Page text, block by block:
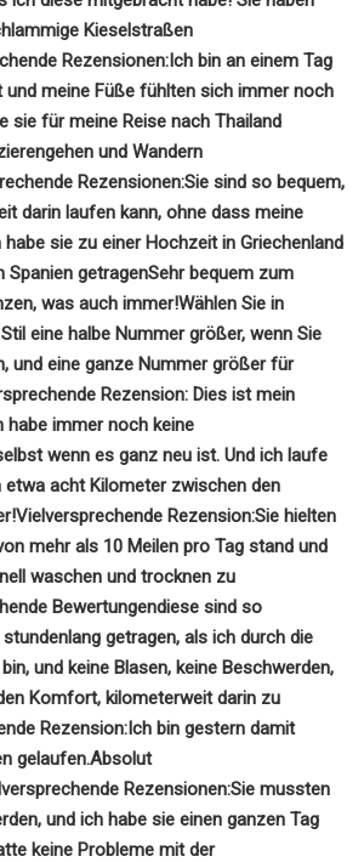
Kieselstraßen
Rezensionen:Ich bin an einem Tag
und meine Füße fühlten sich immer noch
sie für meine Reise nach Thailand
und Wandern
Rezensionen:Sie sind so bequem,
darin laufen kann, ohne dass meine
habe sie zu einer Hochzeit in Griechenland
Spanien getragenSehr bequem zum
was auch immer!Wählen Sie in
eine halbe Nummer größer, wenn Sie
und eine ganze Nummer größer für
Rezension: Dies ist mein
habe immer noch keine
wenn es ganz neu ist. Und ich laufe
etwa acht Kilometer zwischen den
Vielversprechende Rezension:Sie hielten
mehr als 10 Meilen pro Tag stand und
waschen und trocknen zu
Bewertungendiese sind so
getragen, als ich durch die
und keine Blasen, keine Beschwerden,
Komfort, kilometerweit darin zu
Rezension:Ich bin gestern damit
gelaufen.Absolut
Rezensionen:Sie mussten
und ich habe sie einen ganzen Tag
keine Probleme mit der